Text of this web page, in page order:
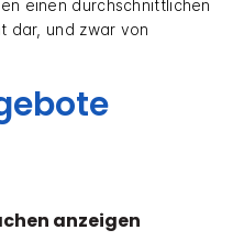
einen durchschnittlichen
dar, und zwar von
anzeigen